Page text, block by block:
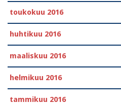
toukokuu 2016
huhtikuu 2016
maaliskuu 2016
helmikuu 2016
tammikuu 2016